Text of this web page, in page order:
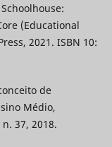
(Educational
2021. ISBN 10:
de
Médio,
37, 2018.